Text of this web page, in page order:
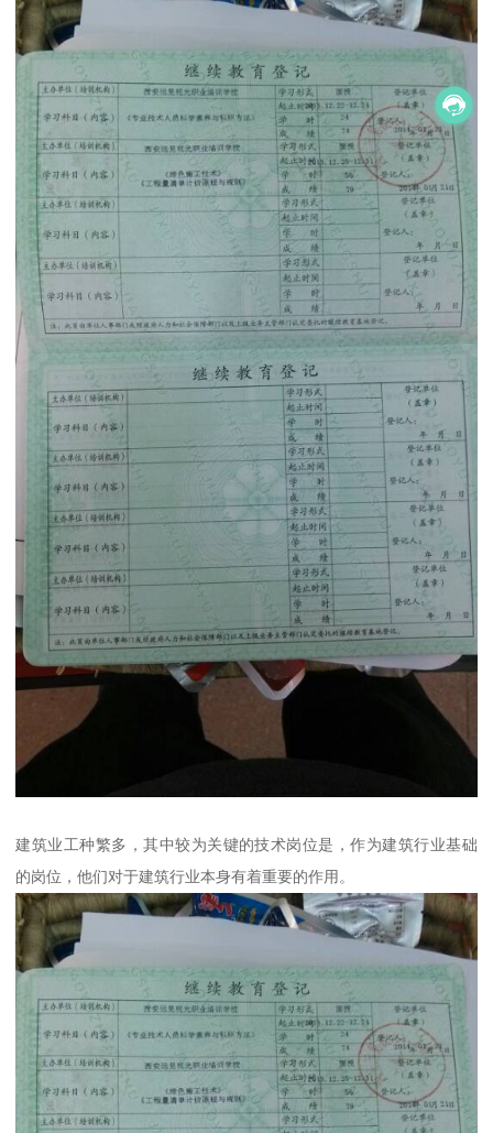
建筑业工种繁多，其中较为关键的技术岗位是，作为建筑行业基础
的岗位，他们对于建筑行业本身有着重要的作用。